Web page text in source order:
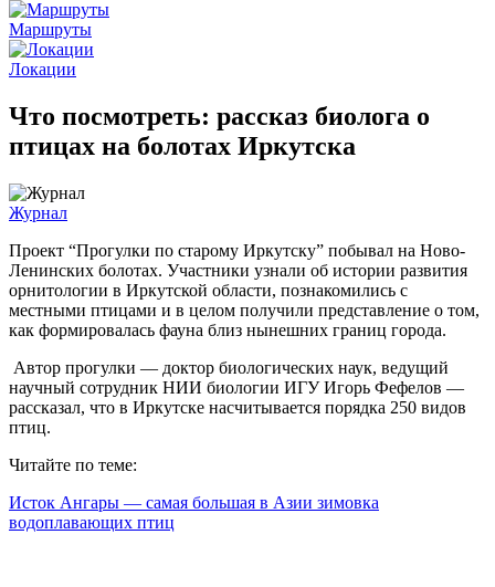
Маршруты
Локации
Что посмотреть: рассказ биолога о
птицах на болотах Иркутска
Журнал
Проект “Прогулки по старому Иркутску” побывал на Ново-
Ленинских болотах. Участники узнали об истории развития
орнитологии в Иркутской области, познакомились с
местными птицами и в целом получили представление о том,
как формировалась фауна близ нынешних границ города.
Автор прогулки — доктор биологических наук, ведущий
научный сотрудник НИИ биологии ИГУ Игорь Фефелов —
рассказал, что в Иркутске насчитывается порядка 250 видов
птиц.
Читайте по теме:
Исток Ангары — самая большая в Азии зимовка
водоплавающих птиц